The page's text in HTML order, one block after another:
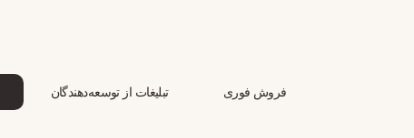
تبلیغات از توسعه‌دهندگان فروش فوری